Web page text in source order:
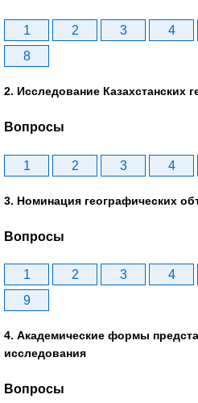
1 2 3 4
8
2. Исследование Казахстанских
Вопросы
1 2 3 4
3. Номинация географических
Вопросы
1 2 3 4
9
4. Академические формы
исследования
Вопросы